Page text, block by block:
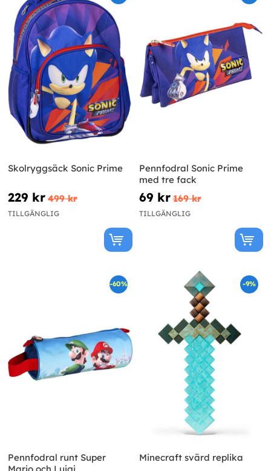
Skolryggsäck Sonic Prime
229 kr 499 kr
TILLGÄNGLIG
Pennfodral Sonic Prime
med tre fack
69 kr 169 kr
TILLGÄNGLIG
-60%
Pennfodral runt Super
Mario och Luigi
-9%
Minecraft svärd replika